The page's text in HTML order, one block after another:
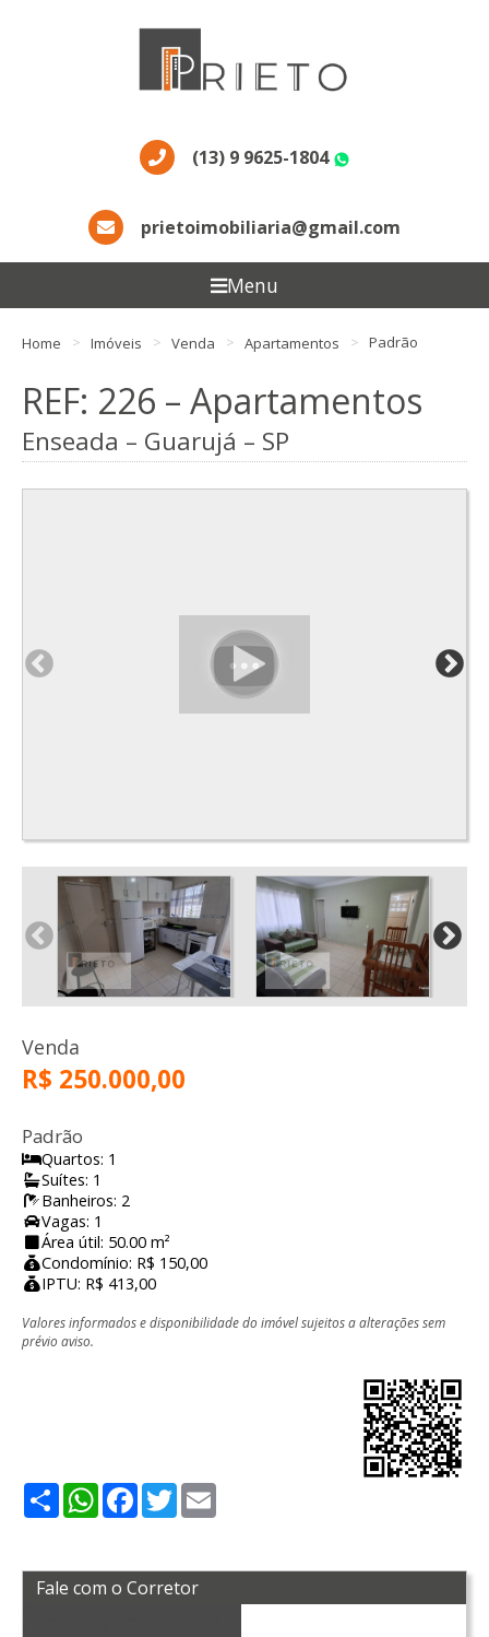
(13) 9 9625-1804
prietoimobiliaria@gmail.com
Menu
Home Imóveis Venda Apartamentos Padrão
REF: 226 – Apartamentos
Enseada – Guarujá – SP
Venda
R$ 250.000,00
Padrão
Quartos: 1
Suítes: 1
Banheiros: 2
Vagas: 1
Área útil: 50.00 m²
Condomínio: R$ 150,00
IPTU: R$ 413,00
Valores informados e disponibilidade do imóvel sujeitos a alterações sem
prévio aviso.
ShareWhatsApp
Facebook
Twitter
Fale com o Corretor